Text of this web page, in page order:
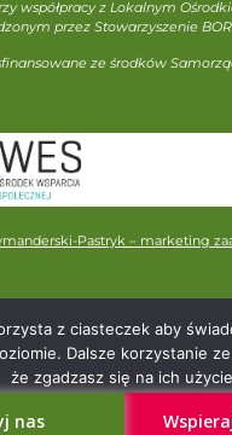
współpracy z Lokalnym
przez Stowarzyszenie
ze środków
Pastryk – marketing
z ciasteczek aby
Dalsze korzystanie
że zgadzasz się na ich
nas